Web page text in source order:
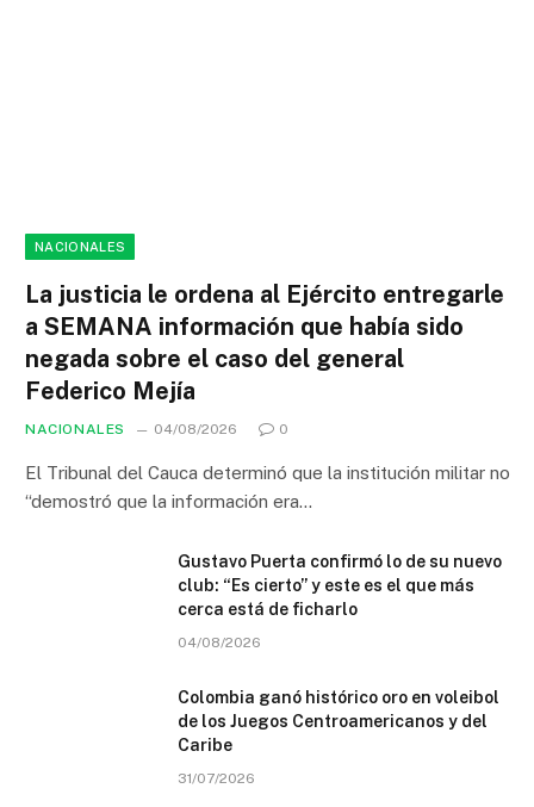
NACIONALES
La justicia le ordena al Ejército entregarle
a SEMANA información que había sido
negada sobre el caso del general
Federico Mejía
NACIONALES 04/08/2026 0
El Tribunal del Cauca determinó que la institución militar no
“demostró que la información era…
Gustavo Puerta confirmó lo de su nuevo
club: “Es cierto” y este es el que más
cerca está de ficharlo
04/08/2026
Colombia ganó histórico oro en voleibol
de los Juegos Centroamericanos y del
Caribe
31/07/2026